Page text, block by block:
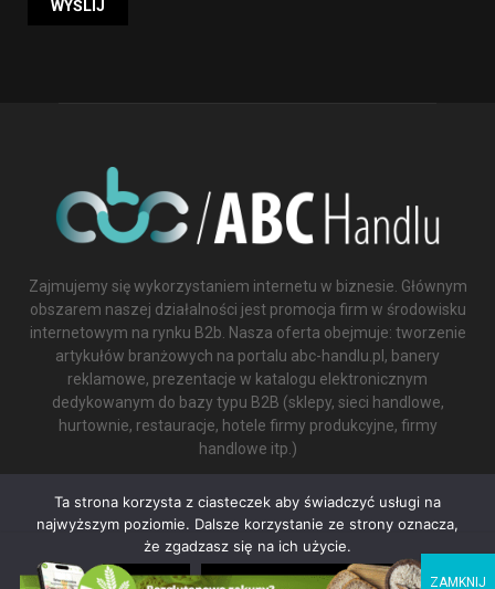
Zajmujemy się wykorzystaniem internetu w biznesie. Głównym
obszarem naszej działalności jest promocja firm w środowisku
internetowym na rynku B2b. Nasza oferta obejmuje: tworzenie
artykułów branżowych na portalu abc-handlu.pl, banery
reklamowe, prezentacje w katalogu elektronicznym
dedykowanym do bazy typu B2B (sklepy, sieci handlowe,
hurtownie, restauracje, hotele firmy produkcyjne, firmy
handlowe itp.)
Ta strona korzysta z ciasteczek aby świadczyć usługi na
najwyższym poziomie. Dalsze korzystanie ze strony oznacza,
że zgadzasz się na ich użycie.
ZGODA NIE WYRAŻAM ZGODY